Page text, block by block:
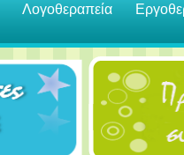
Λογοθεραπεία